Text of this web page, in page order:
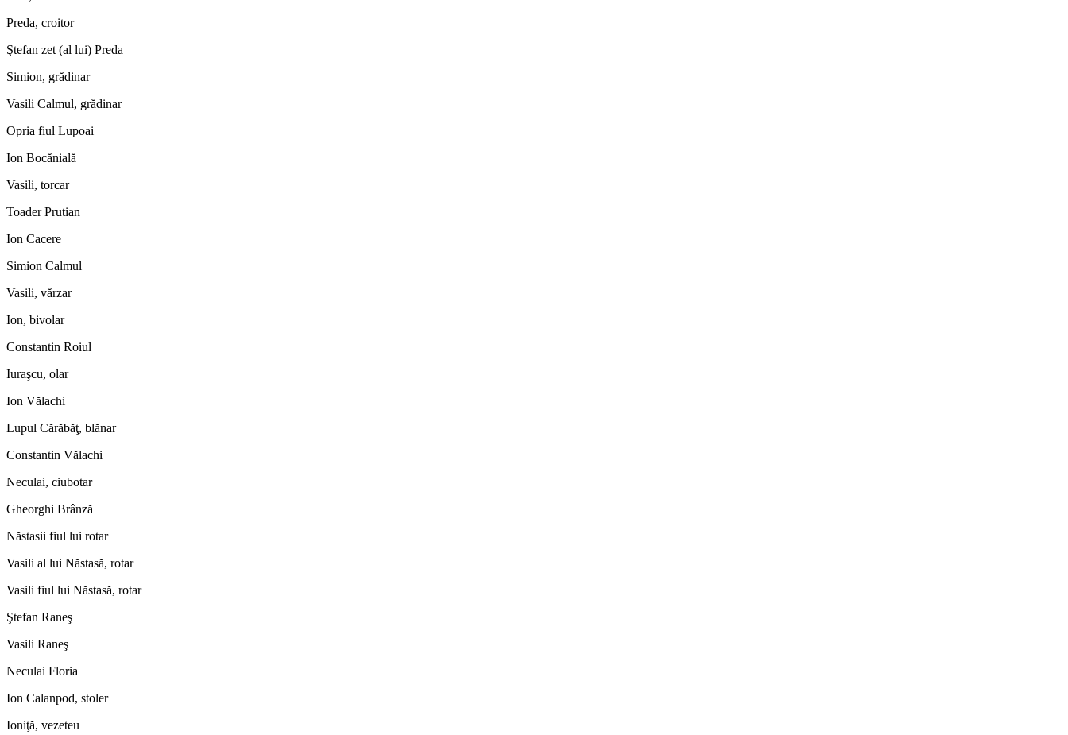
Preda, croitor
Ştefan zet (al lui) Preda
Simion, grădinar
Vasili Calmul, grădinar
Opria fiul Lupoai
Ion Bocănială
Vasili, torcar
Toader Prutian
Ion Cacere
Simion Calmul
Vasili, vărzar
Ion, bivolar
Constantin Roiul
Iuraşcu, olar
Ion Vălachi
Lupul Cărăbăţ, blănar
Constantin Vălachi
Neculai, ciubotar
Gheorghi Brânză
Năstasii fiul lui rotar
Vasili al lui Năstasă, rotar
Vasili fiul lui Năstasă, rotar
Ştefan Raneş
Vasili Raneş
Neculai Floria
Ion Calanpod, stoler
Ioniţă, vezeteu